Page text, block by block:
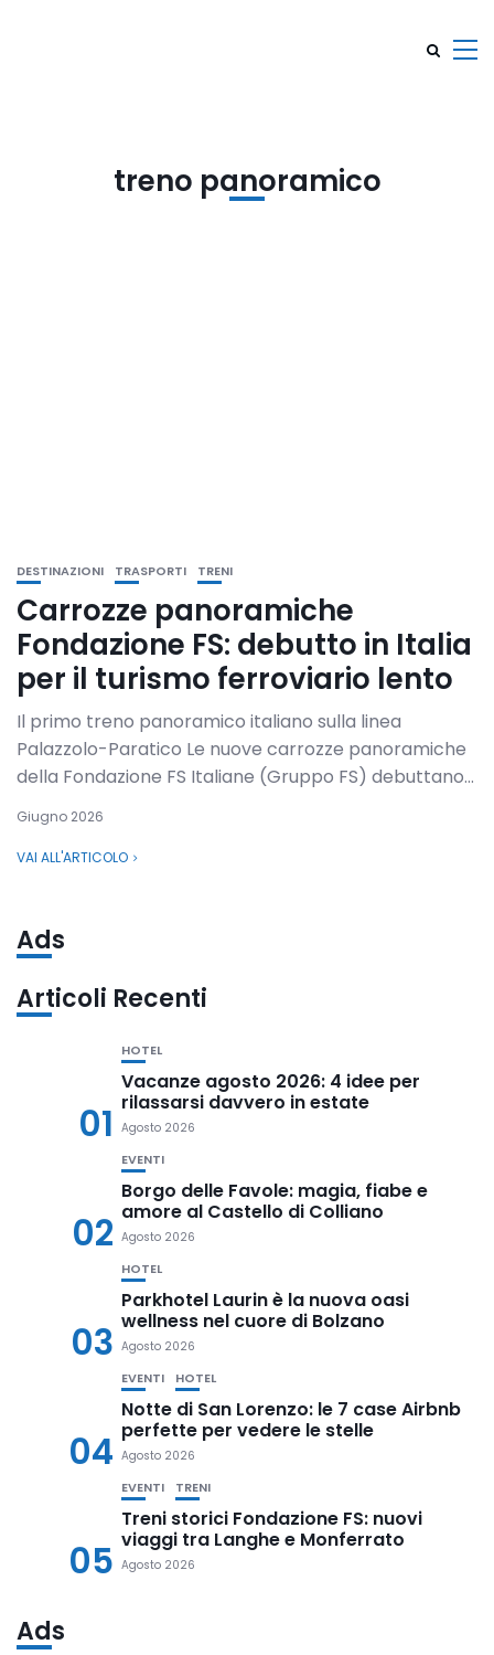
treno panoramico
DESTINAZIONI TRASPORTI TRENI
Carrozze panoramiche
Fondazione FS: debutto in Italia
per il turismo ferroviario lento
Il primo treno panoramico italiano sulla linea
Palazzolo-Paratico Le nuove carrozze panoramiche
della Fondazione FS Italiane (Gruppo FS) debuttano...
Giugno 2026
VAI ALL'ARTICOLO
Ads
Articoli Recenti
01
HOTEL
Vacanze agosto 2026: 4 idee per
rilassarsi davvero in estate
Agosto 2026
02
EVENTI
Borgo delle Favole: magia, fiabe e
amore al Castello di Colliano
Agosto 2026
03
HOTEL
Parkhotel Laurin è la nuova oasi
wellness nel cuore di Bolzano
Agosto 2026
04
EVENTI HOTEL
Notte di San Lorenzo: le 7 case Airbnb
perfette per vedere le stelle
Agosto 2026
05
EVENTI TRENI
Treni storici Fondazione FS: nuovi
viaggi tra Langhe e Monferrato
Agosto 2026
Ads